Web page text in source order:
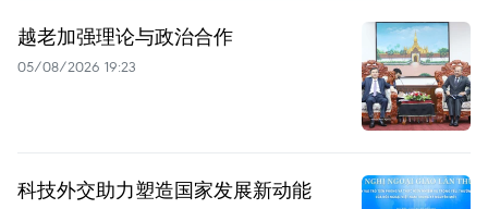
越老加强理论与政治合作
05/08/2026 19:23
科技外交助力塑造国家发展新动能